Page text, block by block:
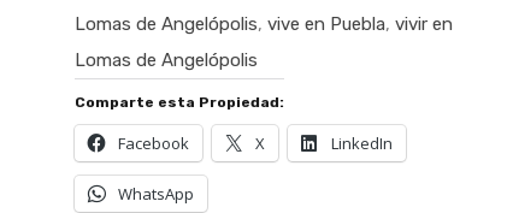
Lomas de Angelópolis, vive en Puebla, vivir en
Lomas de Angelópolis
Comparte esta Propiedad:
Facebook X LinkedIn
WhatsApp